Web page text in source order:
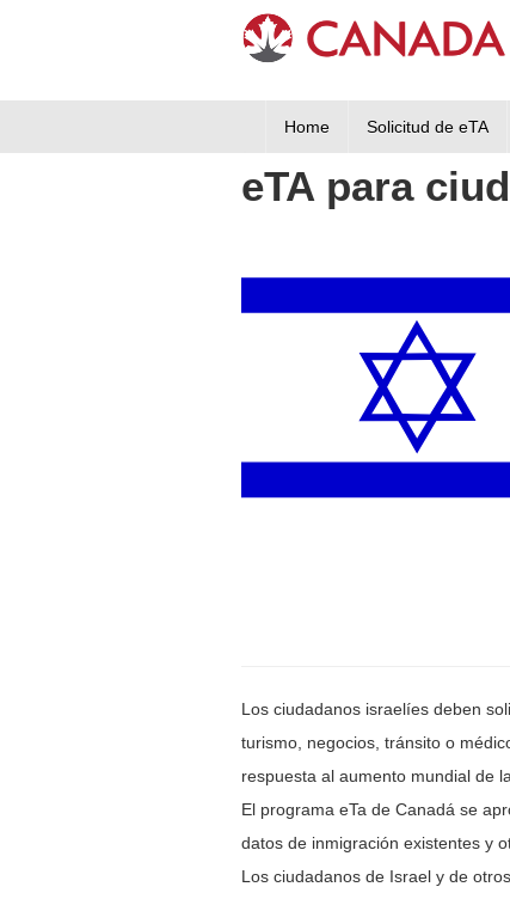
Home Solicitud de eTA
eTA para
Los ciudadanos israelíes deben
turismo, negocios, tránsito o
respuesta al aumento mundial de
El programa eTa de Canadá se
datos de inmigración existentes y
Los ciudadanos de Israel y de